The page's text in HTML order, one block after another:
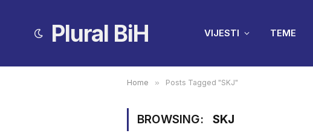
Plural BiH VIJESTI TEME
Home » Posts Tagged "SKJ"
BROWSING: SKJ